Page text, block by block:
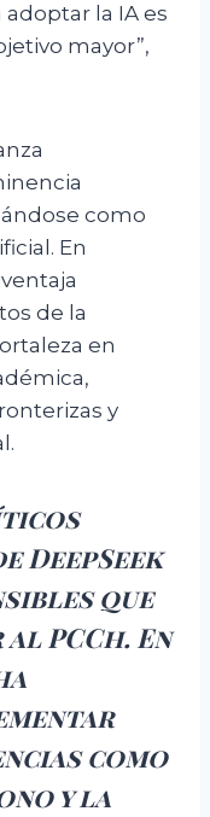
la IA es
mayor”,
como
En
de la
en
y
DeepSeek
que
PCCh. En
como
y la